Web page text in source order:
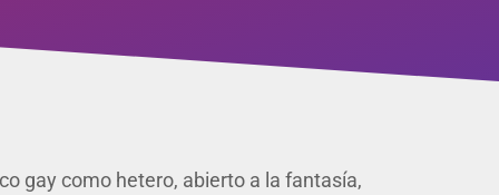
gay como hetero, abierto a la fantasía,